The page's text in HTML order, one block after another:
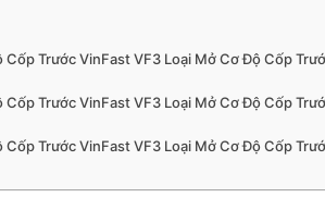
Trước VinFast VF3 Loại Mở Cơ Độ Cốp
Trước VinFast VF3 Loại Mở Cơ Độ Cốp
Trước VinFast VF3 Loại Mở Cơ Độ Cốp